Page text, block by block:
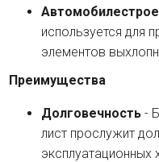
используется для
элементов
Преимущества
Долговечность -
лист прослужит
эксплуатационных